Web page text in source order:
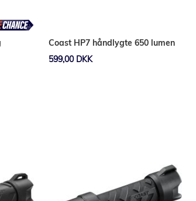
Coast HP7 håndlygte 650 lumen
599,00 DKK